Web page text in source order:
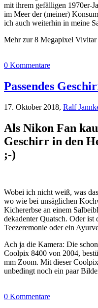
mit ihrem gefälligen 1970er-
im Meer der (meiner)
ich auch weiterhin in meine
Mehr zur 8 Megapixel Vivitar
0 Kommentare
Passendes
17. Oktober 2018, Ralf
Als Nikon Fan
Geschirr in den
;-)
Wobei ich nicht weiß, was
wo wie bei unsäglichen
Kichererbse an einem
dekadenter Quatsch. Oder ist
Teezeremonie oder ein
Ach ja die Kamera: Die
Coolpix 8400 von 2004,
mm Zoom. Mit dieser
unbedingt noch ein paar
0 Kommentare